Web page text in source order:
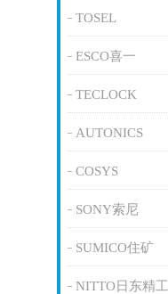
TOSEL
ESCO喜一
TECLOCK
AUTONICS
COSYS
SONY索尼
SUMICO住矿
NITTO日东精工